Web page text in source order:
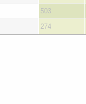
503
274